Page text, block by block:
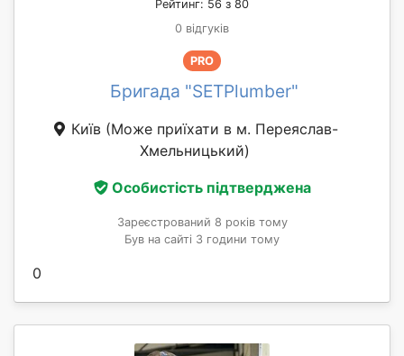
Рейтинг: 56 з 80
0 відгуків
PRO
Бригада "SETPlumber"
Київ (Може приїхати в м. Переяслав-
Хмельницький)
Особистість підтверджена
Зареєстрований 8 років тому
Був на сайті 3 години тому
0